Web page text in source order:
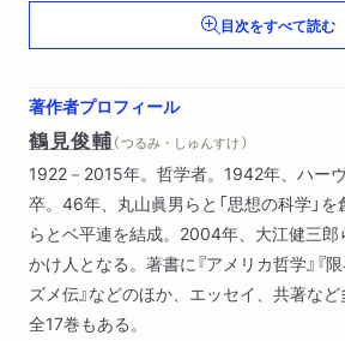
安吾のいる風景（石川淳）
「ガリヴァー」の作者の死（中野好夫）
絞首刑（オーウェル）
拷問（ジヤン・アメリー）
夏の花（原民喜）
穴ノアル肉体ノコト（渋沢龍彦）
墓（正岡子規）
チョウチンアンコウについて（梅崎春生）
牧歌（モーパッサン）
魂について（小泉八雲）
目次をすべて読む
著作者プロフィール
鶴見俊輔（ つるみ・しゅんすけ ）
1922－2015年。哲学者。1942年、ハー
卒。46年、丸山眞男らと「思想の科学」
らとベ平連を結成。2004年、大江健三郎
かけ人となる。著書に『アメリカ哲学』『
ズメ伝』などのほか、エッセイ、共著など
全17巻もある。